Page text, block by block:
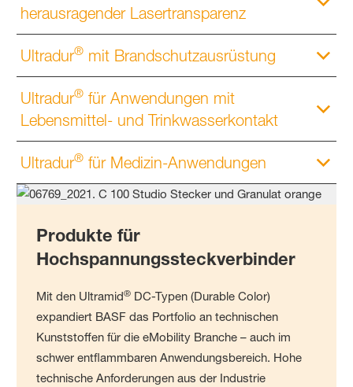
herausragender Lasertransparenz
Ultradur® mit Brandschutzausrüstung
Ultradur® für Anwendungen mit
Lebensmittel- und Trinkwasserkontakt
Ultradur® für Medizin-Anwendungen
Produkte für
Hochspannungssteckverbinder
Mit den Ultramid® DC-Typen (Durable Color)
expandiert BASFdas Portfolio an technischen
Kunststoffen für die eMobility Branche – auch im
schwer entflammbaren Anwendungsbereich. Hohe
technischeAnforderungen aus der Industrie